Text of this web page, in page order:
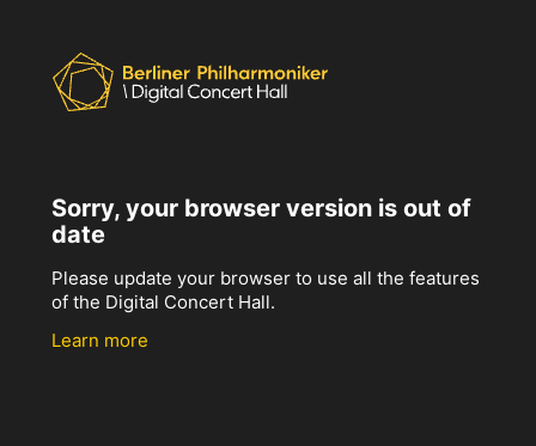
Sorry, your browser version is out of
date
Please update your browser to use all the features
of the Digital Concert Hall.
Learn more